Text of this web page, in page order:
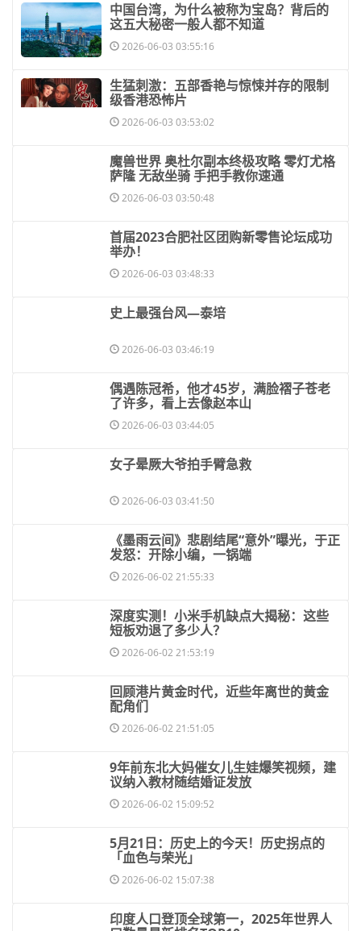
​中国台湾，为什么被称为宝岛？背后的
这五大秘密一般人都不知道
2026-06-03 03:55:16
​生猛刺激：五部香艳与惊悚并存的限制
级香港恐怖片
2026-06-03 03:53:02
​魔兽世界 奥杜尔副本终极攻略 零灯尤格
萨隆 无敌坐骑 手把手教你速通
2026-06-03 03:50:48
​首届2023合肥社区团购新零售论坛成功
举办！
2026-06-03 03:48:33
​史上最强台风—泰培
2026-06-03 03:46:19
​偶遇陈冠希，他才45岁，满脸褶子苍老
了许多，看上去像赵本山
2026-06-03 03:44:05
​女子晕厥大爷拍手臂急救
2026-06-03 03:41:50
​《墨雨云间》悲剧结尾“意外”曝光，于正
发怒：开除小编，一锅端
2026-06-02 21:55:33
​深度实测！小米手机缺点大揭秘：这些
短板劝退了多少人？
2026-06-02 21:53:19
​回顾港片黄金时代，近些年离世的黄金
配角们
2026-06-02 21:51:05
​9年前东北大妈催女儿生娃爆笑视频，建
议纳入教材随结婚证发放
2026-06-02 15:09:52
​5月21日：历史上的今天！历史拐点的
「血色与荣光」
2026-06-02 15:07:38
​印度人口登顶全球第一，2025年世界人